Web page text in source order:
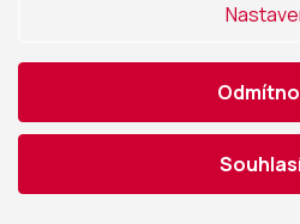
LED Stropní podhledové
ROUND 16W 3000K BK
IP20 kulaté